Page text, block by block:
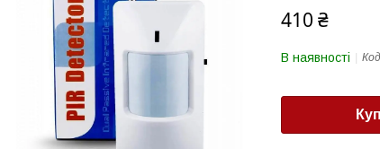
410 ₴
В наявності